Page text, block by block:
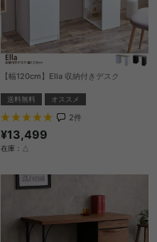
【幅120cm】Ella 収納付きデスク
送料無料 オススメ
2件
¥13,499
在庫：△